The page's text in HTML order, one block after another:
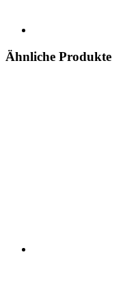
Ähnliche Produkte